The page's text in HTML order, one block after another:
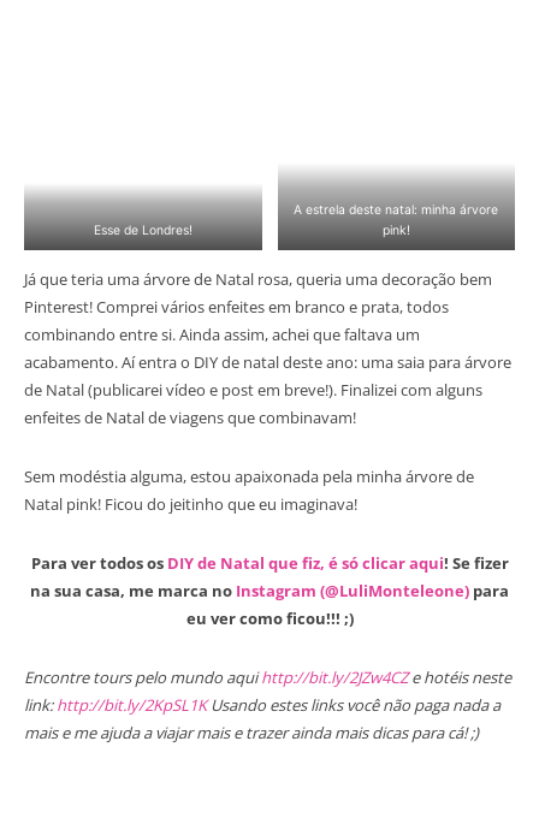
Esse de Londres!
A estrela deste natal: minha árvore
pink!
Já que teria uma árvore de Natal rosa, queria uma decoração bem
Pinterest! Comprei vários enfeites em branco e prata, todos
combinando entre si. Ainda assim, achei que faltava um
acabamento. Aí entra o DIY de natal deste ano: uma saia para árvore
de Natal (publicarei vídeo e post em breve!). Finalizei com alguns
enfeites de Natal de viagens que combinavam!
Sem modéstia alguma, estou apaixonada pela minha árvore de
Natal pink! Ficou do jeitinho que eu imaginava!
Para ver todos os DIY de Natal que fiz, é só clicar aqui! Se fizer
na sua casa, me marca no Instagram (@LuliMonteleone) para
eu ver como ficou!!! ;)
Encontre tours pelo mundo aquihttp://bit.ly/2JZw4CZe hotéis neste
link:http://bit.ly/2KpSL1KUsando estes links você não paga nada a
mais e me ajuda a viajar mais e trazer ainda mais dicas para cá! ;)